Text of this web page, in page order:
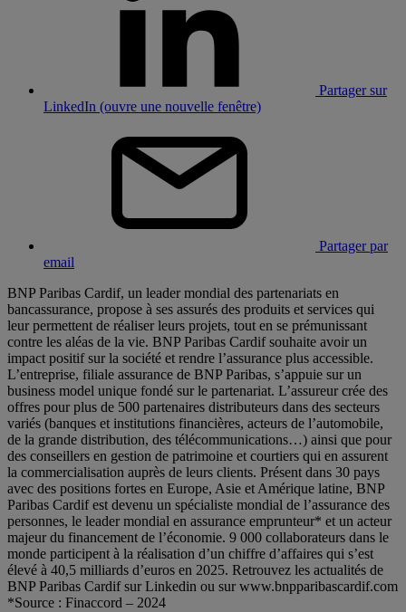
Partager sur
LinkedIn (ouvre une nouvelle fenêtre)
Partager par
email
BNP Paribas Cardif, un leader mondial des partenariats en
bancassurance, propose à ses assurés des produits et services qui
leur permettent de réaliser leurs projets, tout en se prémunissant
contre les aléas de la vie. BNP Paribas Cardif souhaite avoir un
impact positif sur la société et rendre l’assurance plus accessible.
L’entreprise, filiale assurance de BNP Paribas, s’appuie sur un
business model unique fondé sur le partenariat. L’assureur crée des
offres pour plus de 500 partenaires distributeurs dans des secteurs
variés (banques et institutions financières, acteurs de l’automobile,
de la grande distribution, des télécommunications…) ainsi que pour
des conseillers en gestion de patrimoine et courtiers qui en assurent
la commercialisation auprès de leurs clients. Présent dans 30 pays
avec des positions fortes en Europe, Asie et Amérique latine, BNP
Paribas Cardif est devenu un spécialiste mondial de l’assurance des
personnes, le leader mondial en assurance emprunteur* et un acteur
majeur du financement de l’économie. 9 000 collaborateurs dans le
monde participent à la réalisation d’un chiffre d’affaires qui s’est
élevé à 40,5 milliards d’euros en 2025. Retrouvez les actualités de
BNP Paribas Cardif sur Linkedin ou sur www.bnpparibascardif.com
*Source : Finaccord – 2024